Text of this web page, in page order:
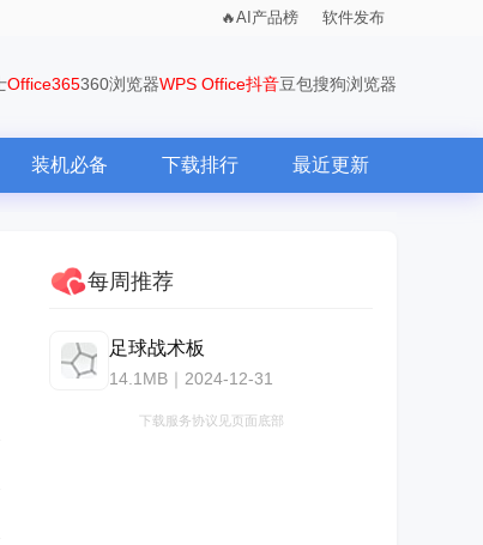
AI产品榜 软件发布
Office365360浏览器WPS Office抖音豆包搜狗浏览器
装机必备 下载排行 最近更新
每周推荐
足球战术板
14.1MB｜2024-12-31
下载服务协议见页面底部